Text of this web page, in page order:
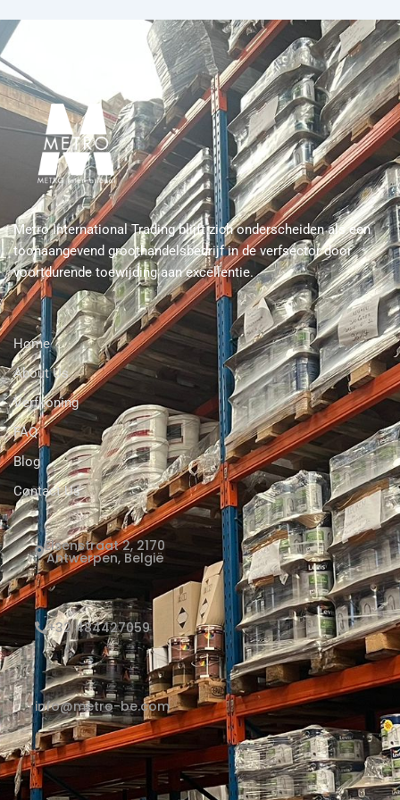
Metro International Trading blijft zich onderscheiden als een
toonaangevend groothandelsbedrijf in de verfsector door
voortdurende toewijding aan excellentie.
Home
About Us
Verfkoning
FAQ
Blog
Contact Us
Elsenstraat 2, 2170
Antwerpen, België
+32 484427059
info@metro-be.com